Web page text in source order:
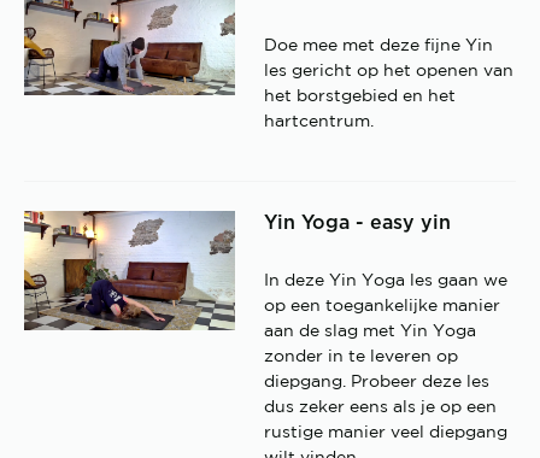
Doe mee met deze fijne Yin
les gericht op het openen van
het borstgebied en het
hartcentrum.
Yin Yoga - easy yin
In deze Yin Yoga les gaan we
op een toegankelijke manier
aan de slag met Yin Yoga
zonder in te leveren op
diepgang. Probeer deze les
dus zeker eens als je op een
rustige manier veel diepgang